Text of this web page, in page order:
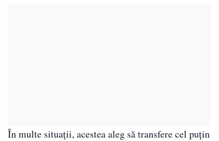
În multe situații, acestea aleg să transfere cel puțin